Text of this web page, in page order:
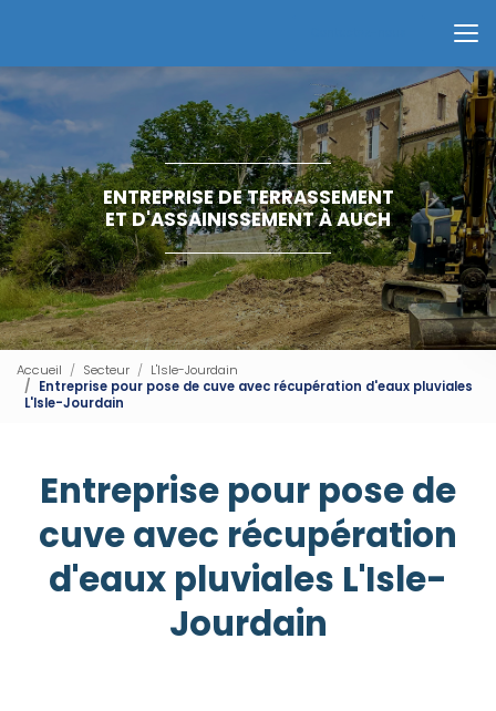
principal
ENTREPRISE DE TERRASSEMENT
ET D'ASSAINISSEMENT À AUCH
Accueil Secteur
L'Isle-Jourdain
Entreprise pour pose de cuve avec récupération d'eaux pluviales
L'Isle-Jourdain
Entreprise pour pose de
cuve avec récupération
d'eaux pluviales L'Isle-
Jourdain